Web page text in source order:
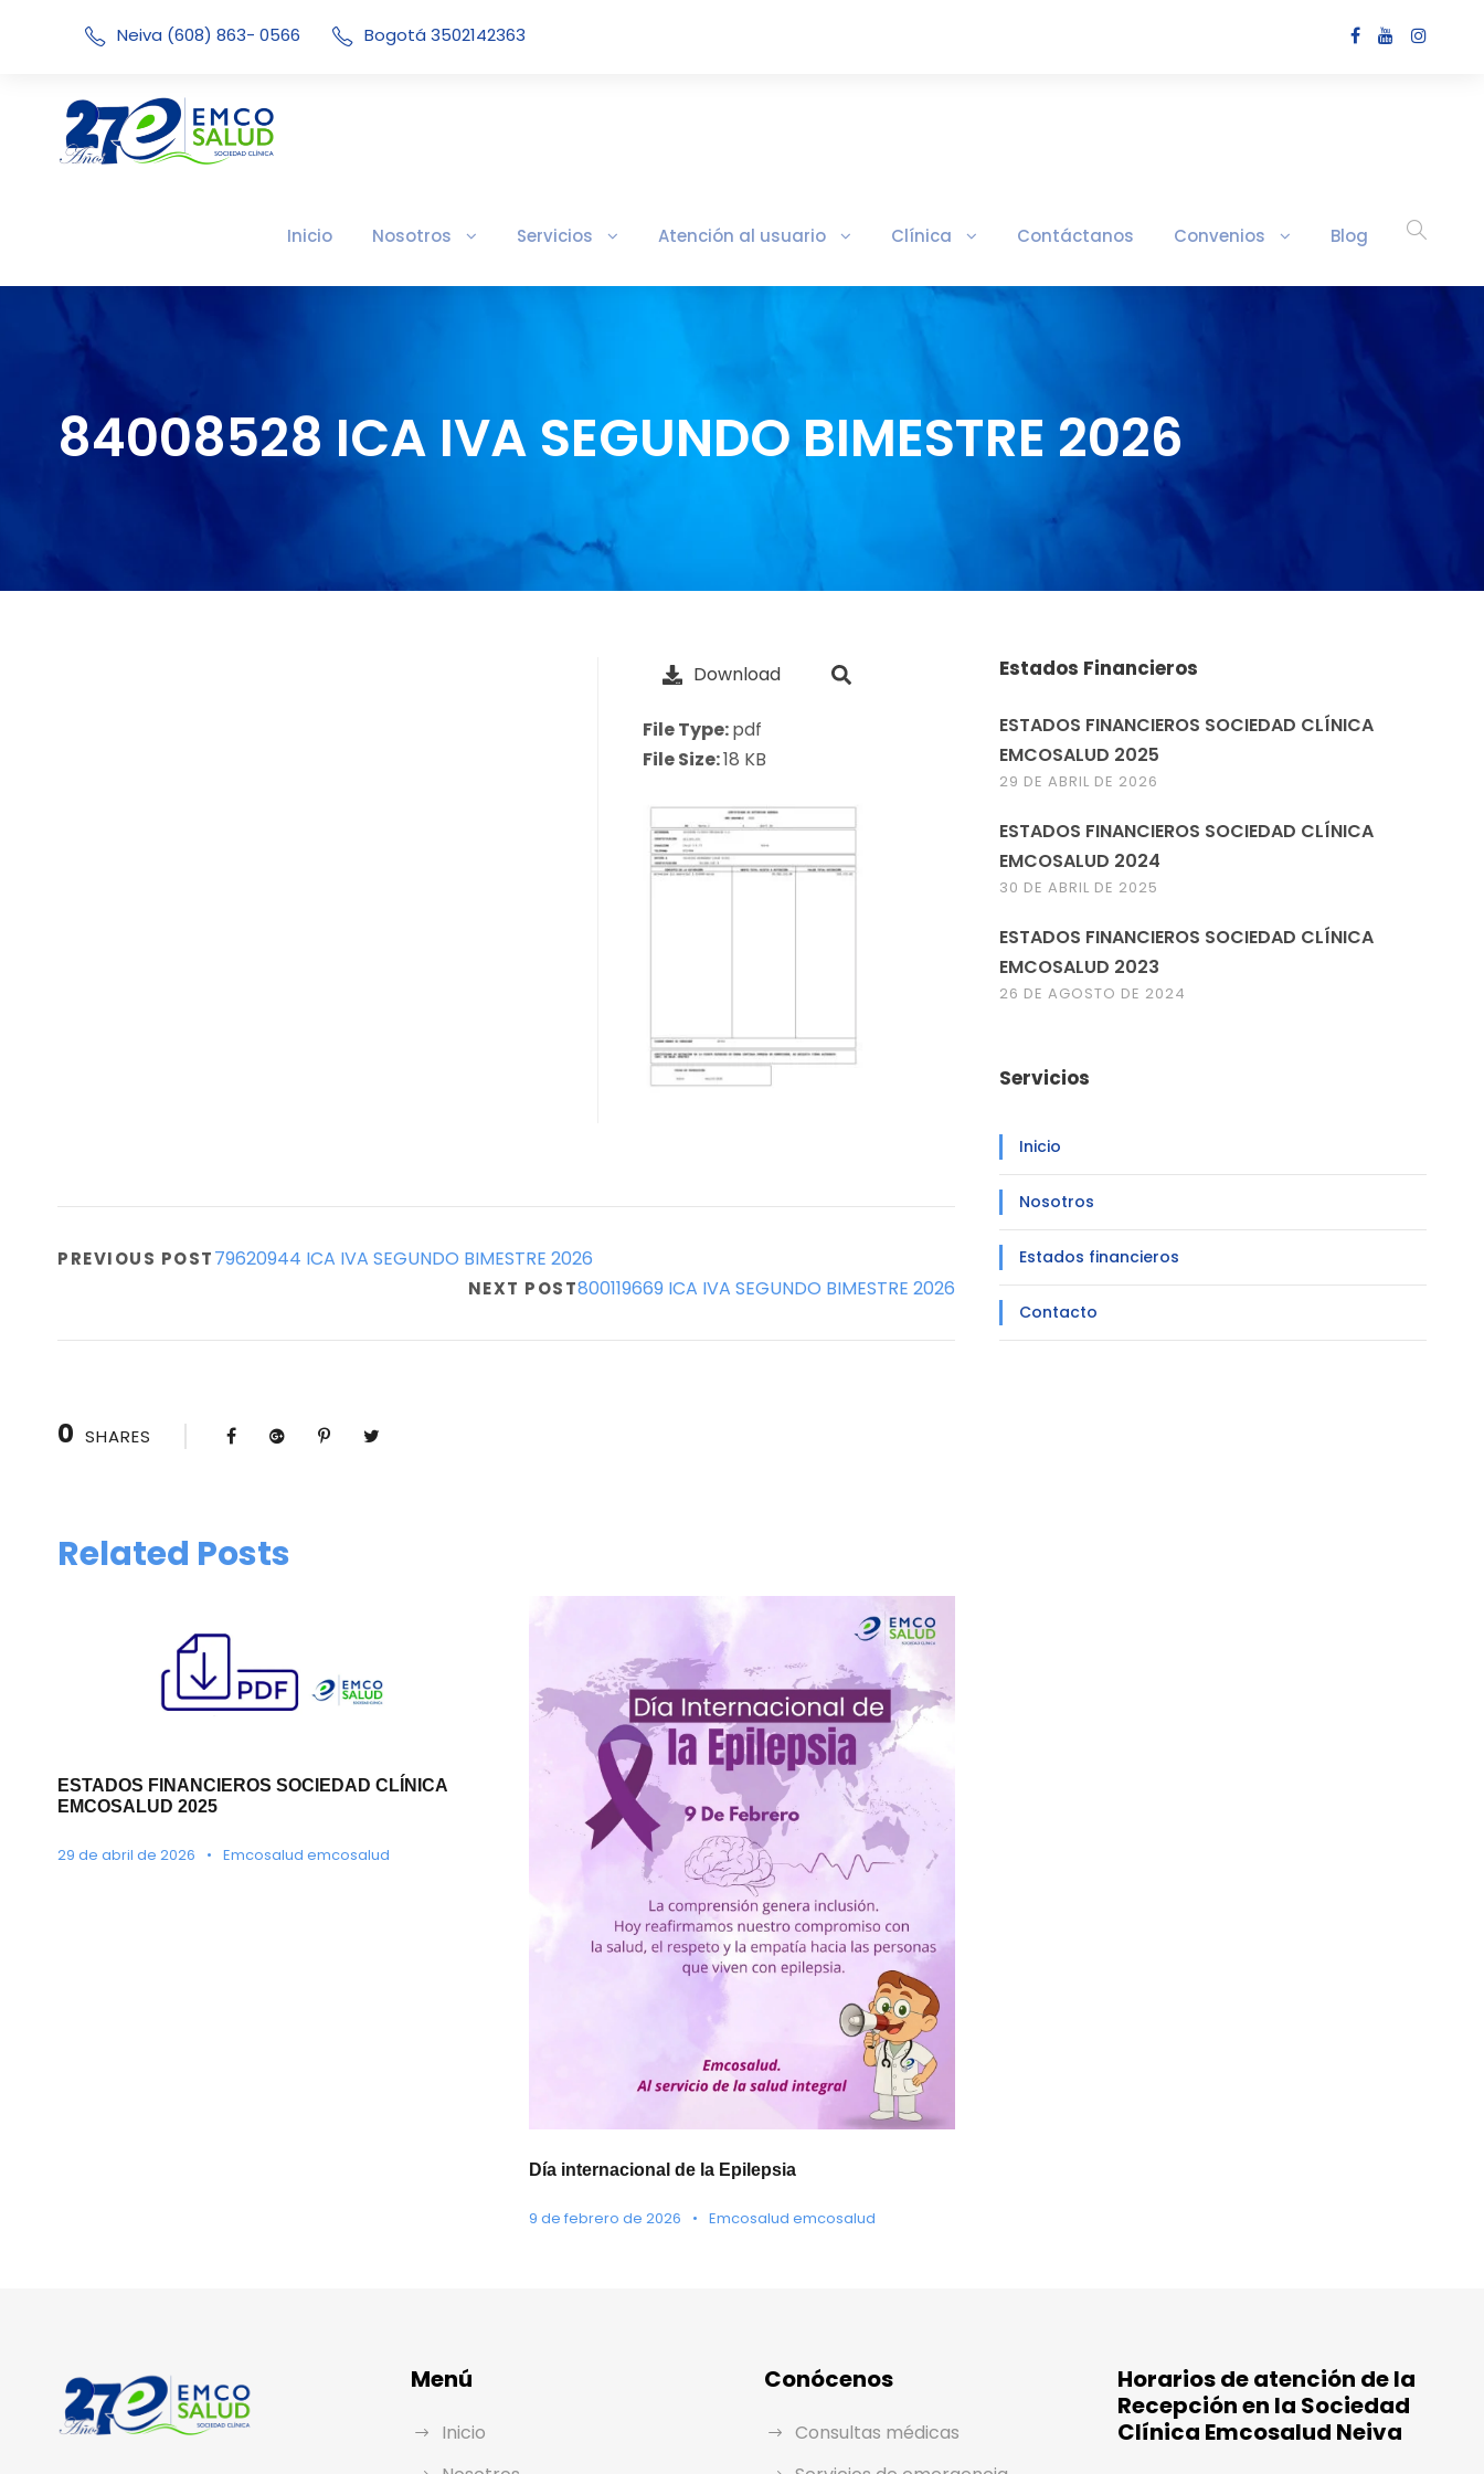
Neiva (608) 863- 0566 Bogotá 3502142363
Inicio Nosotros Servicios Atención al usuario Clínica Contáctanos Convenios Blog
84008528 ICA IVA SEGUNDO BIMESTRE 2026
Download
File Type:pdf
File Size:18 KB
PREVIOUS POST79620944 ICA IVA SEGUNDO BIMESTRE 2026
NEXT POST800119669 ICA IVA SEGUNDO BIMESTRE 2026
0 SHARES
Related Posts
ESTADOS FINANCIEROS SOCIEDAD CLÍNICA
EMCOSALUD 2025
29 de abril de 2026 • Emcosalud emcosalud
Día internacional de la Epilepsia
9 de febrero de 2026 • Emcosalud emcosalud
Estados Financieros
ESTADOS FINANCIEROS SOCIEDAD CLÍNICA
EMCOSALUD 2025
29 DE ABRIL DE 2026
ESTADOS FINANCIEROS SOCIEDAD CLÍNICA
EMCOSALUD 2024
30 DE ABRIL DE 2025
ESTADOS FINANCIEROS SOCIEDAD CLÍNICA
EMCOSALUD 2023
26 DE AGOSTO DE 2024
Servicios
Inicio
Nosotros
Estados financieros
Contacto
Menú
Inicio
Conócenos
Consultas médicas
Horarios de atención de la
Recepción en la Sociedad
Clínica Emcosalud Neiva